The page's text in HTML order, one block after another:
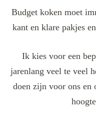
Budget koken moet
kant en klare pakjes
Ik kies voor een
jarenlang veel te veel
doen zijn voor ons en